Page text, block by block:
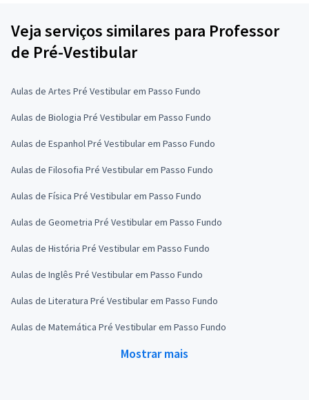
Veja serviços similares para Professor
de Pré-Vestibular
Aulas de Artes Pré Vestibular em Passo Fundo
Aulas de Biologia Pré Vestibular em Passo Fundo
Aulas de Espanhol Pré Vestibular em Passo Fundo
Aulas de Filosofia Pré Vestibular em Passo Fundo
Aulas de Física Pré Vestibular em Passo Fundo
Aulas de Geometria Pré Vestibular em Passo Fundo
Aulas de História Pré Vestibular em Passo Fundo
Aulas de Inglês Pré Vestibular em Passo Fundo
Aulas de Literatura Pré Vestibular em Passo Fundo
Aulas de Matemática Pré Vestibular em Passo Fundo
Mostrar mais